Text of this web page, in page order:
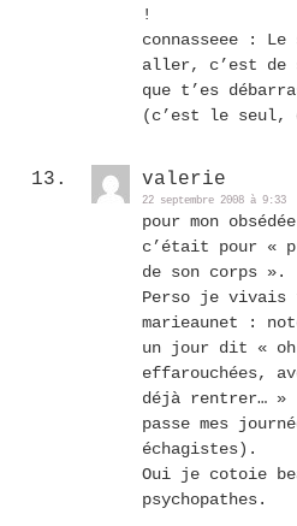
!
connasseee : Le
aller, c’est de
que t’es
(c’est le seul,
valerie
22 septembre 2008 à 9:33
pour mon
c’était pour «
de son corps ».
Perso je vivais
marieaunet :
un jour dit «
effarouchées,
déjà rentrer…
passe mes
échagistes).
Oui je cotoie
psychopathes.